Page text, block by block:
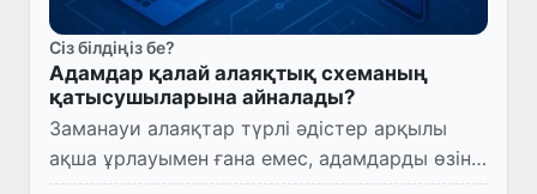
Сіз білдіңіз бе?
Адамдар қалай алаяқтық схеманың
қатысушыларына айналады?
Заманауи алаяқтар түрлі әдістер арқылы
ақша ұрлауымен ғана емес, адамдарды өзінің
қылмыстық әрекеттеріне тартуымен де